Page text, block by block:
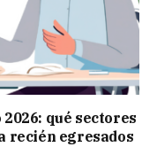
qué sectores
recién egresados